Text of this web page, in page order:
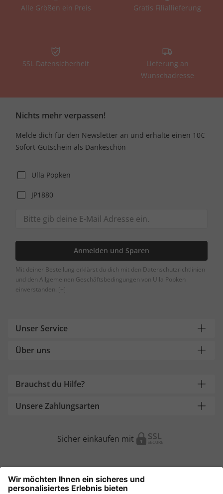
Alle Größen ein Preis Gratis Filiallieferung
SSL Datensicherheit
Lieferung an
Wunschadresse
Nichts mehr verpassen!
Melde dich für den Newsletter an und erhalte einen 10€
Sofort-Gutschein als Dankeschön
Ulla Popken
JP1880
Anmelden und Sparen
Mit deiner Bestellung erklärst du dich mit den Datenschutzrichtlinien
und den Allgemeinen Geschäftsbedingungen von Ulla Popken
einverstanden. [+]
Unser Service
Über uns
Brauchst du Hilfe?
Unsere Zahlungsarten
Sicher einkaufen mit
Weitere Onlineshops